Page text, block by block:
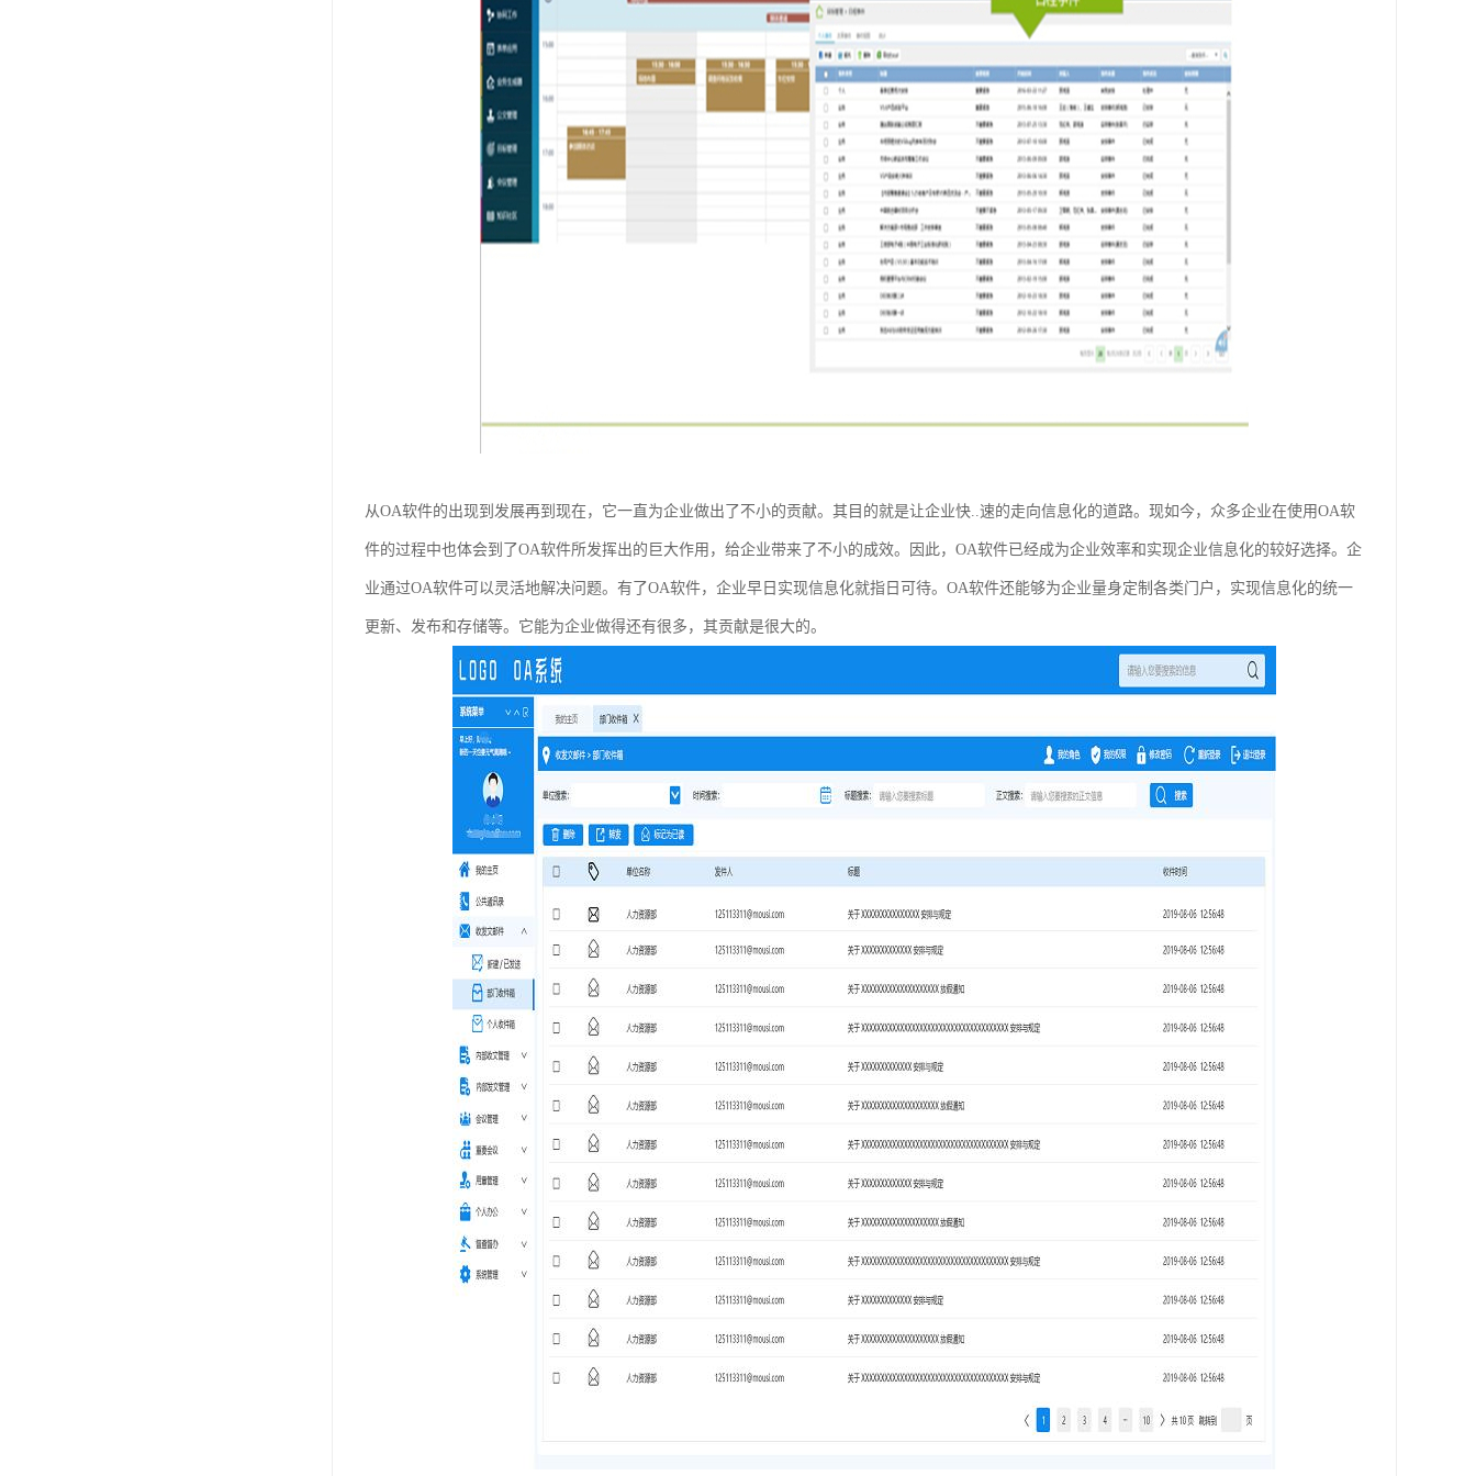
从OA软件的出现到发展再到现在，它一直为企业做出了不小的贡献。其目的就是让企业快..速的走向信息化的道路。现如今，众多企业在使用OA软
件的过程中也体会到了OA软件所发挥出的巨大作用，给企业带来了不小的成效。因此，OA软件已经成为企业效率和实现企业信息化的较好选择。企
业通过OA软件可以灵活地解决问题。有了OA软件，企业早日实现信息化就指日可待。OA软件还能够为企业量身定制各类门户，实现信息化的统一
更新、发布和存储等。它能为企业做得还有很多，其贡献是很大的。